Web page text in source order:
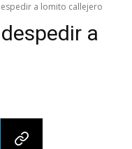
a lomito callejero
a